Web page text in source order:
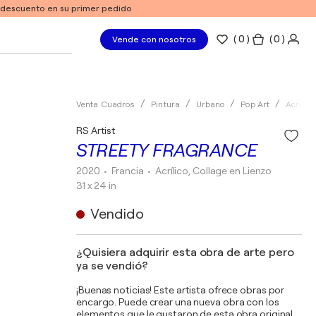
en su primer pedido
Vende con nosotros (0 ) ( 0 )
Venta Cuadros Pintura Urbano Pop Art Acrílico
STREETY FRAGRANCE
RS Artist
2020 • Francia • Acrílico, Collage en Lienzo
31 x 24 in
Vendido
¿Quisiera adquirir esta obra de arte pero
ya se vendió?
¡Buenas noticias! Este artista ofrece obras por
encargo. Puede crear una nueva obra con los